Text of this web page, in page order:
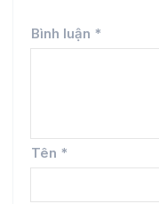
Bình luận *
Tên *